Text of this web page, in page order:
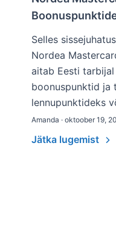
Selles
Nordea
aitab Eesti
boonuspunktid ja
lennupunktideks
Amanda · oktoober 19,
Jätka lugemist